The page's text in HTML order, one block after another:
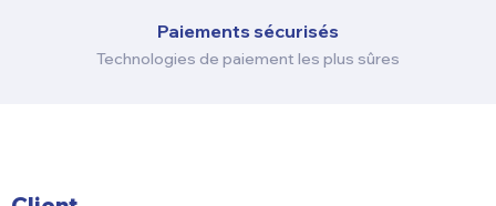
Paiements sécurisés
Technologies de paiement les plus sûres